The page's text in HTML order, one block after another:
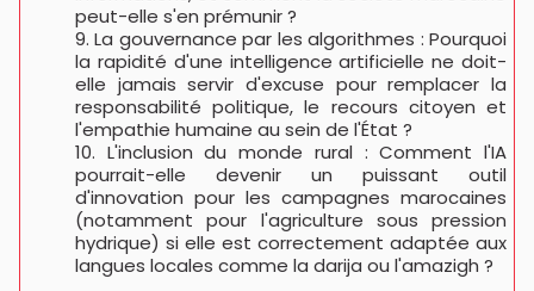
peut-elle s'en prémunir ?
La gouvernance par les algorithmes : Pourquoi
la rapidité d'une intelligence artificielle ne doit-
elle jamais servir d'excuse pour remplacer la
responsabilité politique, le recours citoyen et
l'empathie humaine au sein de l'État ?
L'inclusion du monde rural : Comment l'IA
pourrait-elle devenir un puissant outil
d'innovation pour les campagnes marocaines
(notamment pour l'agriculture sous pression
hydrique) si elle est correctement adaptée aux
langues locales comme la darija ou l'amazigh ?